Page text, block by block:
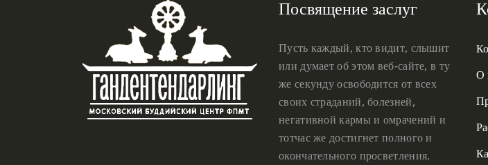
Посвящение заслуг
Пусть каждый, кто видит, слышит
или думает об этом веб-сайте, в ту
же секунду освободится от всех
своих страданий, болезней,
негативной кармы и омрачений и
тотчас же достигнет полного и
окончательного просветления.
О